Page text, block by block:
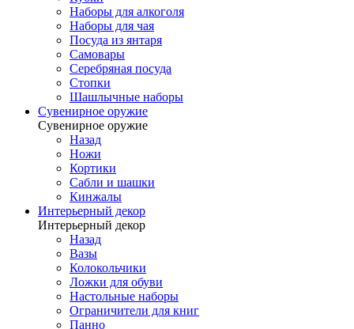
Наборы для алкоголя
Наборы для чая
Посуда из янтаря
Самовары
Серебряная посуда
Стопки
Шашлычные наборы
Сувенирное оружие
Сувенирное оружие
Назад
Ножи
Кортики
Сабли и шашки
Кинжалы
Интерьерный декор
Интерьерный декор
Назад
Вазы
Колокольчики
Ложки для обуви
Настольные наборы
Ограничители для книг
Панно